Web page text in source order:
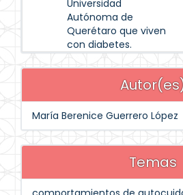
Universidad
Autónoma de
Querétaro que viven
con diabetes.
María Berenice Guerrero López
Temas